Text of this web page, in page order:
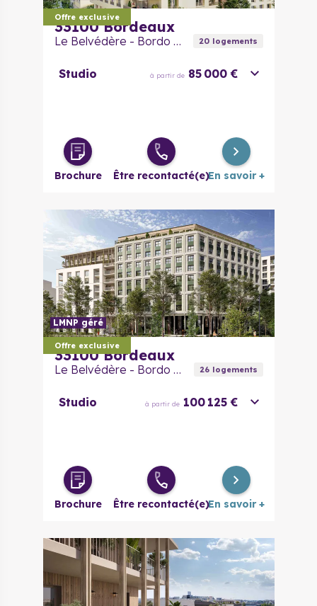
Offre exclusive
33100 Bordeaux
Le Belvédère - Bordo Neo 20logements
Studio à partir de 85 000 €
Brochure Être recontacté(e)En savoir +
Offre exclusive
LMNP géré
33100 Bordeaux
Le Belvédère - Bordo Alto 26logements
Studio à partir de 100 125 €
Brochure Être recontacté(e)En savoir +